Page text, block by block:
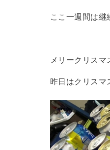
ここ一週間は
メリークリスマ
昨日はクリスマ